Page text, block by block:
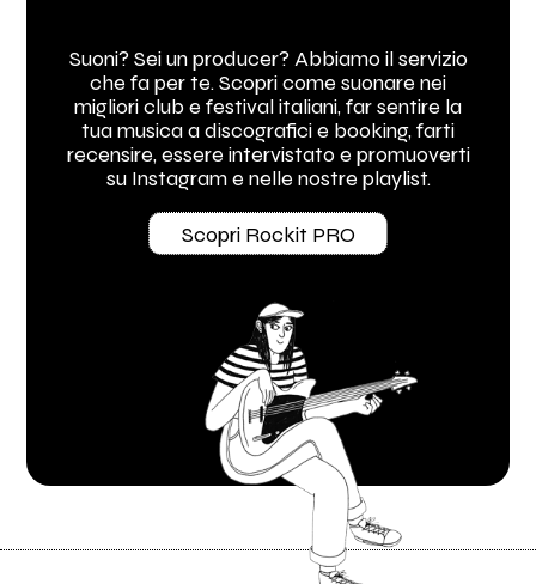
Suoni? Sei un producer? Abbiamo il servizio
che fa per te. Scopri come suonare nei
migliori club e festival italiani, far sentire la
tua musica a discografici e booking, farti
recensire, essere intervistato e promuoverti
su Instagram e nelle nostre playlist.
Scopri Rockit PRO